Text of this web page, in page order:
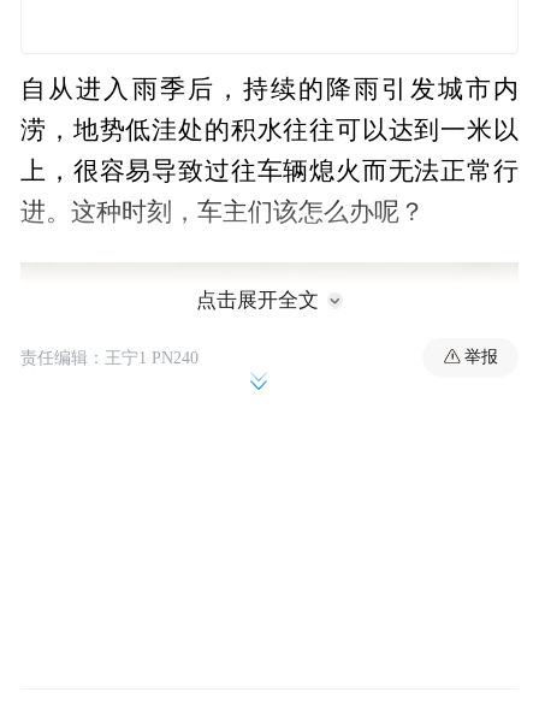
自从进入雨季后，持续的降雨引发城市内
涝，地势低洼处的积水往往可以达到一米以
上，很容易导致过往车辆熄火而无法正常行
进。这种时刻，车主们该怎么办呢？
点击展开全文
责任编辑：王宁1 PN240 举报